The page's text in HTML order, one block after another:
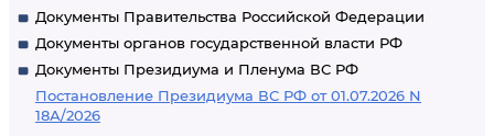
Документы Правительства Российской Федерации
Документы органов государственной власти РФ
Документы Президиума и Пленума ВС РФ
Постановление Президиума ВС РФ от 01.07.2026 N
18А/2026